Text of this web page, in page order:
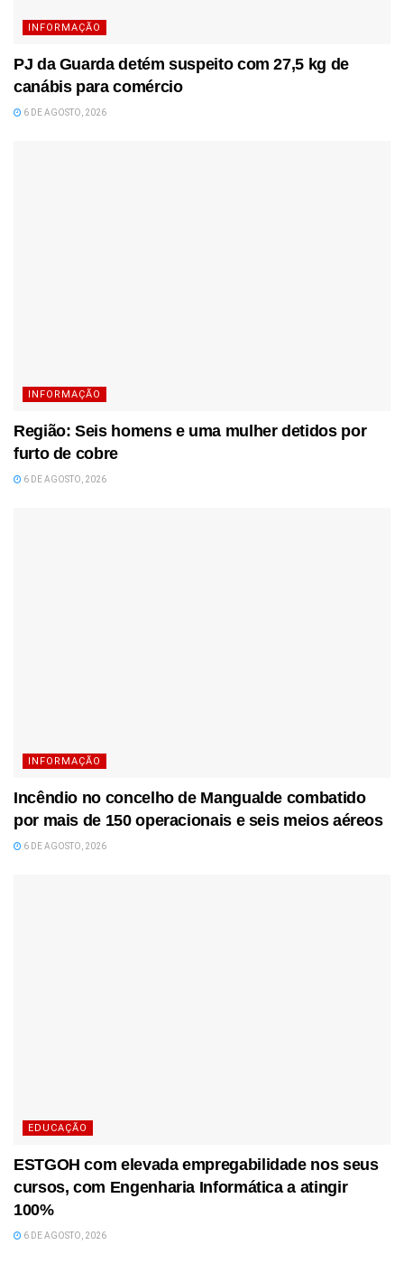
INFORMAÇÃO
PJ da Guarda detém suspeito com 27,5 kg de
canábis para comércio
6 DE AGOSTO, 2026
INFORMAÇÃO
Região: Seis homens e uma mulher detidos por
furto de cobre
6 DE AGOSTO, 2026
INFORMAÇÃO
Incêndio no concelho de Mangualde combatido
por mais de 150 operacionais e seis meios aéreos
6 DE AGOSTO, 2026
EDUCAÇÃO
ESTGOH com elevada empregabilidade nos seus
cursos, com Engenharia Informática a atingir
100%
6 DE AGOSTO, 2026